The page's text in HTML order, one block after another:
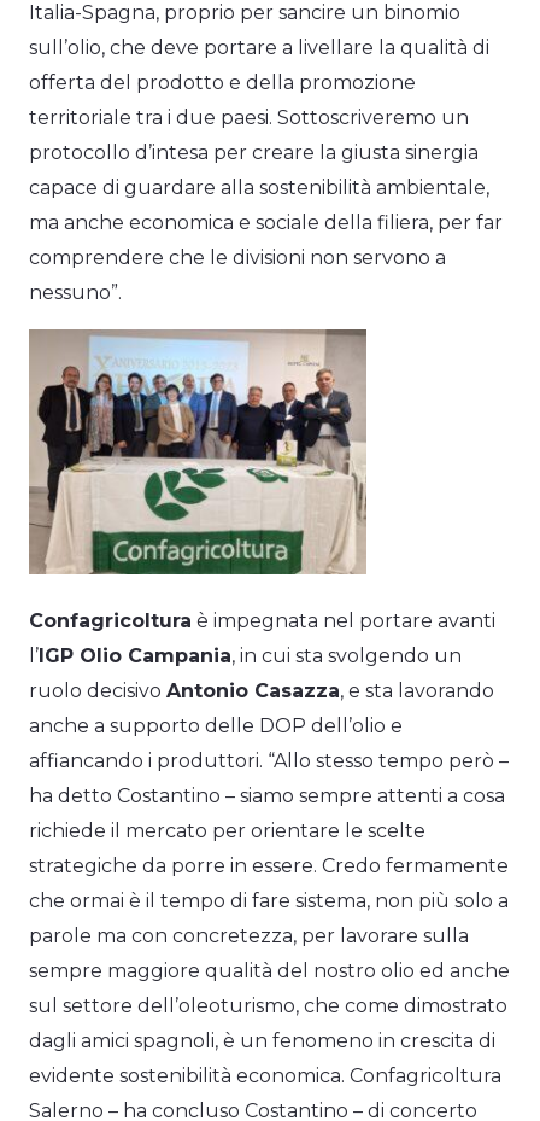
Italia-Spagna, proprio per sancire un binomio
sull’olio, che deve portare a livellare la qualità di
offerta del prodotto e della promozione
territoriale tra i due paesi. Sottoscriveremo un
protocollo d’intesa per creare la giusta sinergia
capace di guardare alla sostenibilità ambientale,
ma anche economica e sociale della filiera, per far
comprendere che le divisioni non servono a
nessuno”.
Confagricoltura è impegnata nel portare avanti
l’IGP Olio Campania, in cui sta svolgendo un
ruolo decisivo Antonio Casazza, e sta lavorando
anche a supporto delle DOP dell’olio e
affiancando i produttori. “Allo stesso tempo però –
ha detto Costantino – siamo sempre attenti a cosa
richiede il mercato per orientare le scelte
strategiche da porre in essere. Credo fermamente
che ormai è il tempo di fare sistema, non più solo a
parole ma con concretezza, per lavorare sulla
sempre maggiore qualità del nostro olio ed anche
sul settore dell’oleoturismo, che come dimostrato
dagli amici spagnoli, è un fenomeno in crescita di
evidente sostenibilità economica. Confagricoltura
Salerno – ha concluso Costantino – di concerto